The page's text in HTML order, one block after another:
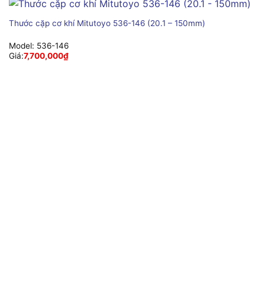
Thước cặp cơ khí Mitutoyo 536-146 (20.1 – 150mm)
Model: 536-146
Giá:7,700,000₫